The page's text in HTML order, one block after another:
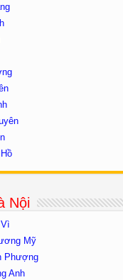
Nội
Mỹ
Phượng
Anh